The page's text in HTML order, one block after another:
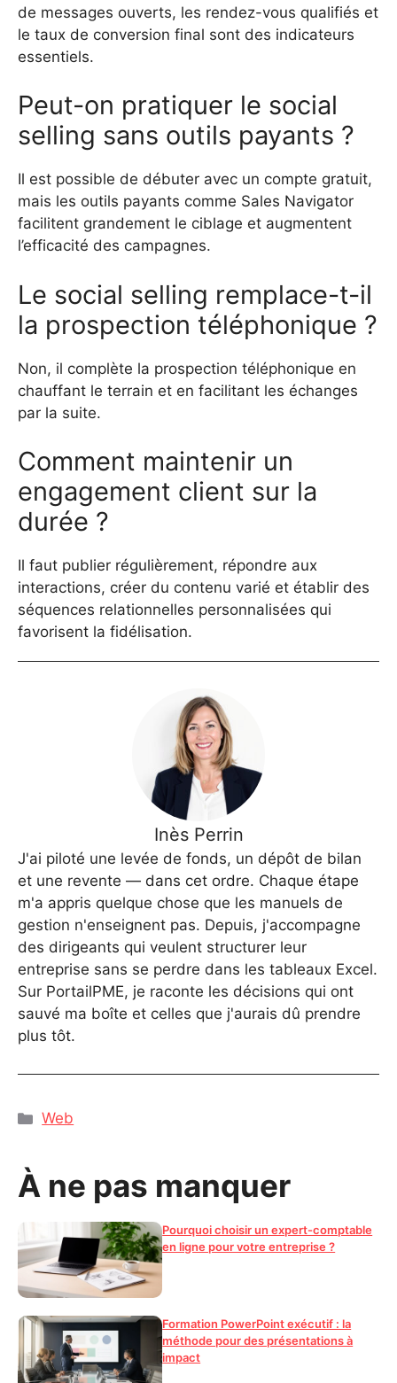
de messages ouverts, les rendez-vous qualifiés et
le taux de conversion final sont des indicateurs
essentiels.
Peut-on pratiquer le social
selling sans outils payants ?
Il est possible de débuter avec un compte gratuit,
mais les outils payants comme Sales Navigator
facilitent grandement le ciblage et augmentent
l’efficacité des campagnes.
Le social selling remplace-t-il
la prospection téléphonique ?
Non, il complète la prospection téléphonique en
chauffant le terrain et en facilitant les échanges
par la suite.
Comment maintenir un
engagement client sur la
durée ?
Il faut publier régulièrement, répondre aux
interactions, créer du contenu varié et établir des
séquences relationnelles personnalisées qui
favorisent la fidélisation.
Inès Perrin
J'ai piloté une levée de fonds, un dépôt de bilan
et une revente — dans cet ordre. Chaque étape
m'a appris quelque chose que les manuels de
gestion n'enseignent pas. Depuis, j'accompagne
des dirigeants qui veulent structurer leur
entreprise sans se perdre dans les tableaux Excel.
Sur PortailPME, je raconte les décisions qui ont
sauvé ma boîte et celles que j'aurais dû prendre
plus tôt.
Catégories
Web
À ne pas manquer
Pourquoi choisir un expert-comptable
en ligne pour votre entreprise ?
Formation PowerPoint exécutif : la
méthode pour des présentations à
impact